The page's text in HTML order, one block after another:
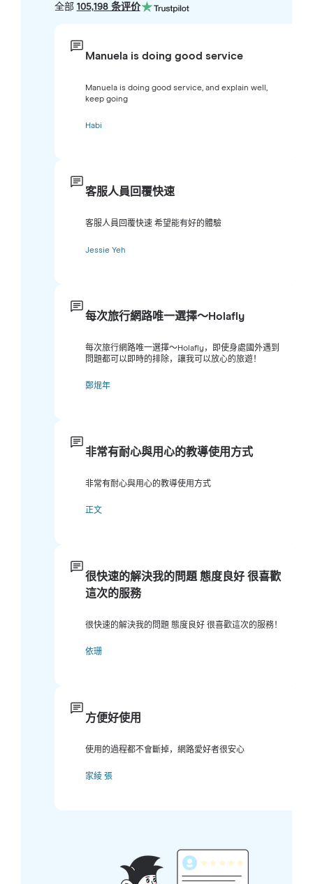
全部 105,198 条评价
Manuela is doing good service
Manuela is doing good service, and explain well,
keep going
Habi
客服人員回覆快速
客服人員回覆快速 希望能有好的體驗
Jessie Yeh
每次旅行網路唯一選擇～Holafly
每次旅行網路唯一選擇～Holafly，即使身處國外遇到
問題都可以即時的排除，讓我可以放心的旅遊！
鄭焜年
非常有耐心與用心的教導使用方式
非常有耐心與用心的教導使用方式
正文
很快速的解決我的問題 態度良好 很喜歡
這次的服務
很快速的解決我的問題 態度良好 很喜歡這次的服務！
依珊
方便好使用
使用的過程都不會斷掉，網路愛好者很安心
家綾 張